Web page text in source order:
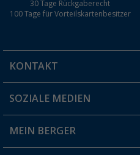
30 Tage Rückgaberecht
100 Tage für Vorteilskartenbesitzer
KONTAKT
Du hast eine Frage?
Filiale finden
SOZIALE MEDIEN
MEIN BERGER